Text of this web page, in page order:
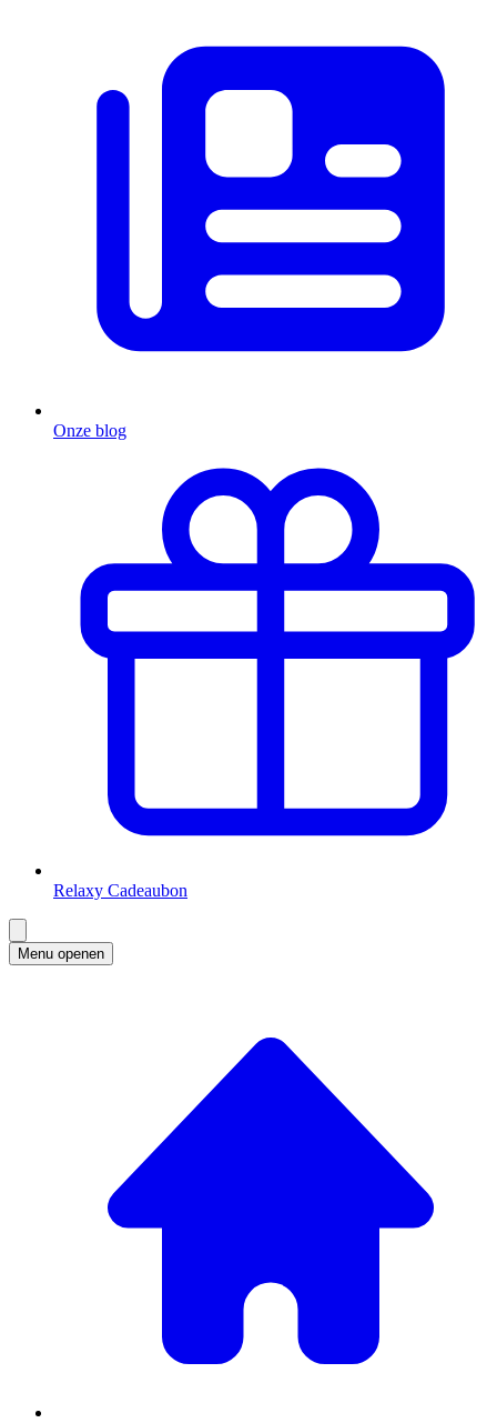
Onze blog
Relaxy Cadeaubon
Menu openen